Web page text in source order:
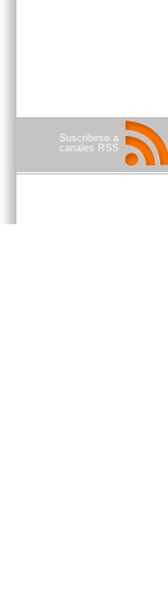
Suscribirse a
canales RSS